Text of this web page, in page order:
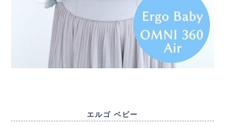
エルゴ ベビー